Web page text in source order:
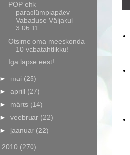
POP ehk
paraolümpiapäev
Vabaduse Väljakul
3.06.11
Otsime oma meeskonda
10 vabatahtlikku!
Iga lapse eest!
► mai (25)
► aprill (27)
► märts (14)
► veebruar (22)
► jaanuar (22)
2010 (270)